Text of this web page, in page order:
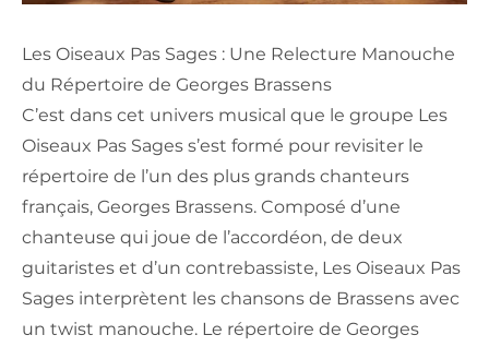
Les Oiseaux Pas Sages : Une Relecture Manouche
du Répertoire de Georges Brassens
C’est dans cet univers musical que le groupe Les
Oiseaux Pas Sages s’est formé pour revisiter le
répertoire de l’un des plus grands chanteurs
français, Georges Brassens. Composé d’une
chanteuse qui joue de l’accordéon, de deux
guitaristes et d’un contrebassiste, Les Oiseaux Pas
Sages interprètent les chansons de Brassens avec
un twist manouche. Le répertoire de Georges